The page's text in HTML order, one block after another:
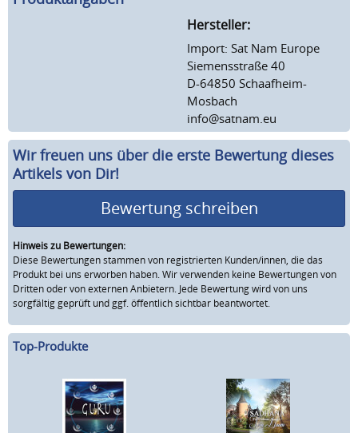
Hersteller:
Import: Sat Nam Europe
Siemensstraße 40
D-64850 Schaafheim-
Mosbach
info@satnam.eu
Wir freuen uns über die erste Bewertung dieses
Artikels von Dir!
Bewertung schreiben
Hinweis zu Bewertungen:
Diese Bewertungen stammen von registrierten Kunden/innen, die das
Produkt bei uns erworben haben. Wir verwenden keine Bewertungen von
Dritten oder von externen Anbietern. Jede Bewertung wird von uns
sorgfältig geprüft und ggf. öffentlich sichtbar beantwortet.
Top-Produkte